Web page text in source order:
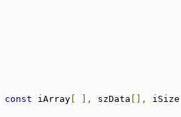
const iArray [ ], szData [], iSize